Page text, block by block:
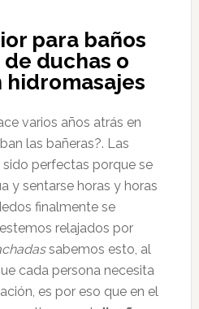
para baños
duchas o
hidromasajes
varios años atrás en
las bañeras?. Las
sido perfectas porque se
y sentarse horas y horas
finalmente se
relajados por
sabemos esto, al
cada persona necesita
es por eso que en el